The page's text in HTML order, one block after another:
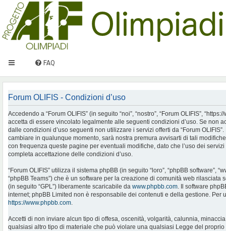
FAQ
Forum OLIFIS - Condizioni d’uso
Accedendo a “Forum OLIFIS” (in seguito “noi”, “nostro”, “Forum OLIFIS”,
accetta di essere vincolato legalmente alle seguenti condizioni d’uso. Se non
dalle condizioni d’uso seguenti non utilizzare i servizi offerti da “Forum
cambiare in qualunque momento, sarà nostra premura avvisarti di tali
con frequenza queste pagine per eventuali modifiche, dato che l’uso dei servizi
completa accettazione delle condizioni d’uso.
“Forum OLIFIS” utilizza il sistema phpBB (in seguito “loro”, “phpBB software”,
“phpBB Teams”) che è un software per la creazione di comunità web rilasciata
(in seguito “GPL”) liberamente scaricabile da www.phpbb.com. Il software
internet; phpBB Limited non è responsabile dei contenuti e della gestione. Per
https://www.phpbb.com.
Accetti di non inviare alcun tipo di offesa, oscenità, volgarità, calunnia,
qualsiasi altro tipo di materiale che può violare una qualsiasi Legge del proprio